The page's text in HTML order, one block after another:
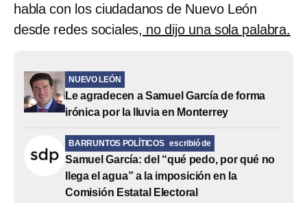
habla con los ciudadanos de Nuevo León
desde redes sociales, no dijo una sola palabra.
NUEVO LEÓN
Le agradecen a Samuel García de forma
irónica por la lluvia en Monterrey
BARRUNTOS POLÍTICOS escribió de
Samuel García: del “qué pedo, por qué no
llega el agua” a la imposición en la
Comisión Estatal Electoral